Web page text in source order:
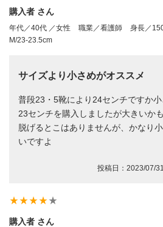
購入者 さん
年代／40代 ／女性 職業／看護師 身長／
M/23-23.5cm
サイズより小さめがオススメ
普段23・5靴により24センチですか
23センチを購入しましたが大きいか
脱げるとこはありませんが、かなり
いですよ
投稿日：2023/07/31
star_ratestar_ratestar_ratestar_ratestar_rate
購入者 さん